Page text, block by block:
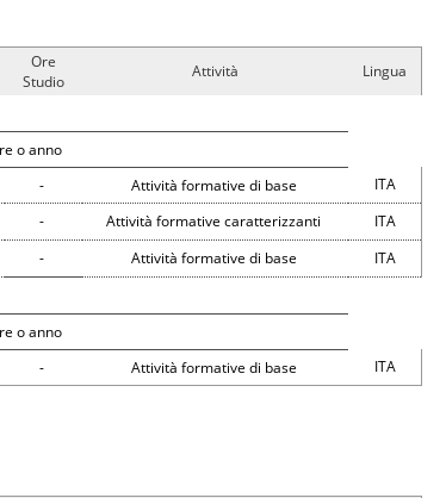
Ore
Studio
Attività Lingua
o anno
- Attività formative di base ITA
- Attività formative caratterizzanti ITA
- Attività formative di base ITA
o anno
- Attività formative di base ITA